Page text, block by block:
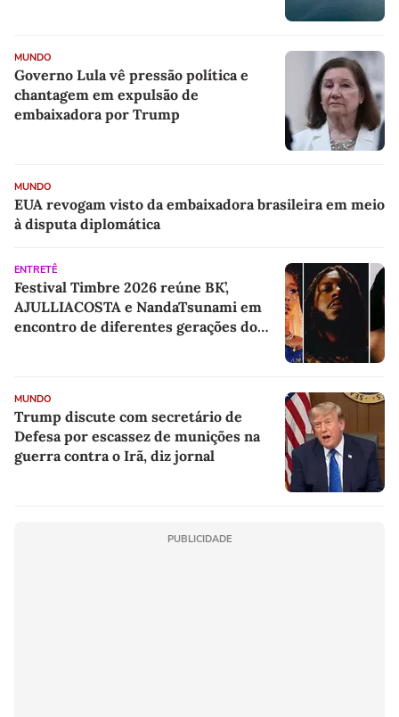
MUNDO
Governo Lula vê pressão política e
chantagem em expulsão de
embaixadora por Trump
MUNDO
EUA revogam visto da embaixadora brasileira em meio
à disputa diplomática
ENTRETÊ
Festival Timbre 2026 reúne BK’,
AJULLIACOSTA e NandaTsunami em
encontro de diferentes gerações do
MUNDO
Trump discute com secretário de
Defesa por escassez de munições na
guerra contra o Irã, diz jornal
PUBLICIDADE